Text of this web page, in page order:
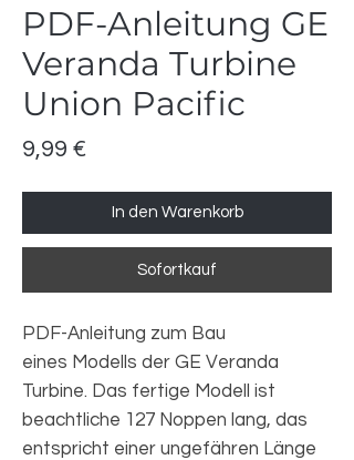
PDF-Anleitung GE
Veranda Turbine
Union Pacific
9,99 €
In den Warenkorb
Sofortkauf
PDF-Anleitung zum Bau
eines Modells der GE Veranda
Turbine. Das fertige Modell ist
beachtliche 127 Noppen lang, das
entspricht einer ungefähren Länge